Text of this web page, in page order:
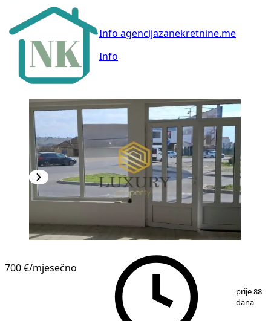
Info agencijazanekretnine.me
Info
700 €/mjesečno
prije 88
dana